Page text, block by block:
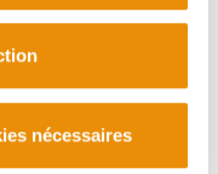
nécessaires